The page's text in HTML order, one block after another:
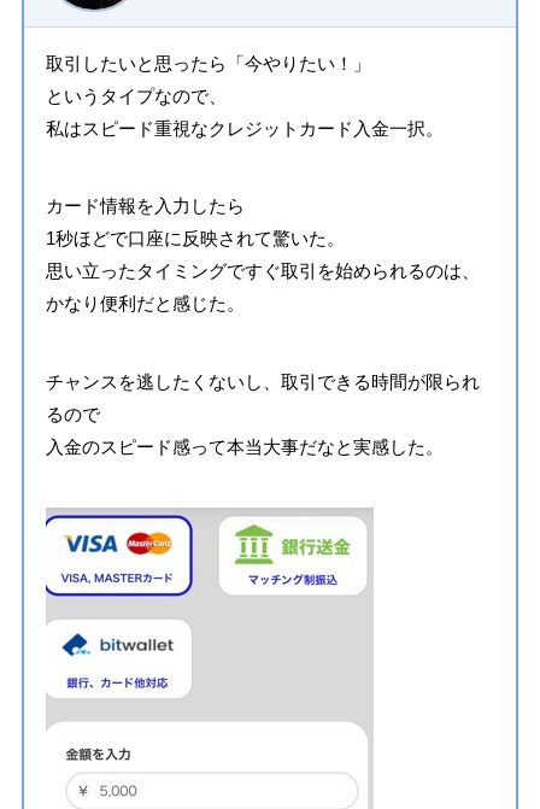
取引したいと思ったら「今やりたい！」
というタイプなので、
私はスピード重視なクレジットカード入金一択。
カード情報を入力したら
1秒ほどで口座に反映されて驚いた。
思い立ったタイミングですぐ取引を始められるのは、
かなり便利だと感じた。
チャンスを逃したくないし、取引できる時間が限られ
るので
入金のスピード感って本当大事だなと実感した。